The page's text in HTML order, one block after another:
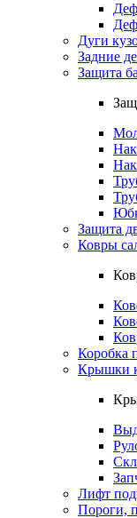
Дуги
Задние
Защита
Защита
Ковры
Коробка
Крышки
Лифт
Пороги,